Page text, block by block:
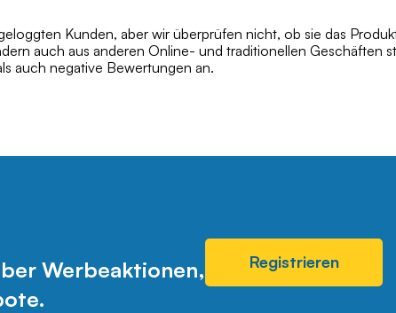
Kunden, aber wir überprüfen nicht, ob sie das
auch aus anderen Online- und traditionellen Geschäften
auch negative Bewertungen an.
Werbeaktionen,
Registrieren